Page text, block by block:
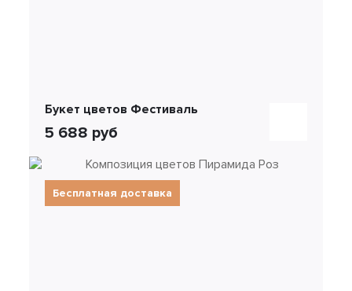
Букет цветов Фестиваль
5 688 руб
Бесплатная доставка